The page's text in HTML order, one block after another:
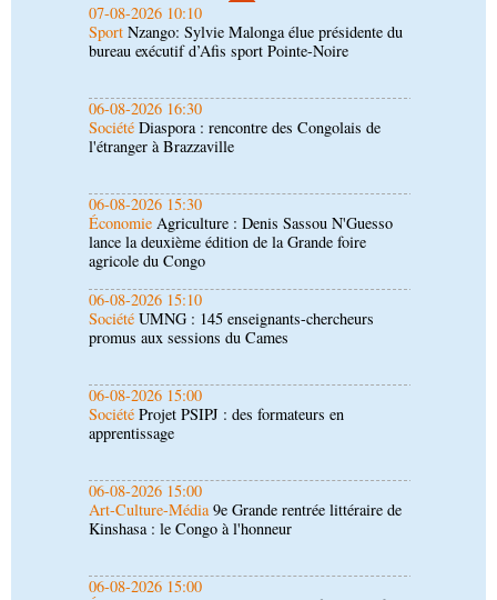
06-08-2026 16:30
SociétéDiaspora : rencontre des Congolais de
l'étranger à Brazzaville
06-08-2026 15:30
ÉconomieAgriculture : Denis Sassou N'Guesso
lance la deuxième édition de la Grande foire
06-08-2026 15:10
SociétéUMNG : 145 enseignants-chercheurs
promus aux sessions du Cames
06-08-2026 15:00
Société Projet PSIPJ : des formateurs en
apprentissage
06-08-2026 15:00
Art-Culture-Média9e Grande rentrée littéraire de
Kinshasa : le Congo à l'honneur
06-08-2026 15:00
ÉconomieDeuxième édition de la Gfac : le défi
d’offrir à la nation des produits alimentaires de
06-08-2026 14:30